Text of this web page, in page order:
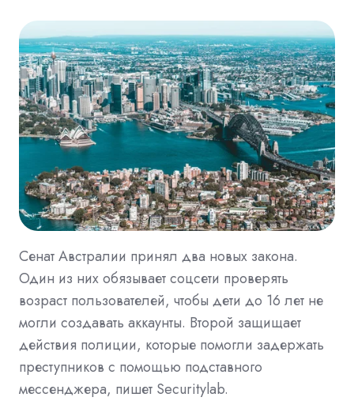
Сенат Австралии принял два новых закона.
Один из них обязывает соцсети проверять
возраст пользователей, чтобы дети до 16 лет не
могли создавать аккаунты. Второй защищает
действия полиции, которые помогли задержать
преступников с помощью подставного
мессенджера, пишет Securitylab.